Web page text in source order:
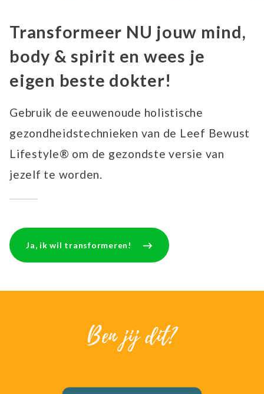
Transformeer NU jouw mind,
body & spirit en wees je
eigen beste dokter!
Gebruik de eeuwenoude holistische
gezondheidstechnieken van de Leef Bewust
Lifestyle® om de gezondste versie van
jezelf te worden.
Ja, ik wil transformeren!
Ben jij dit?